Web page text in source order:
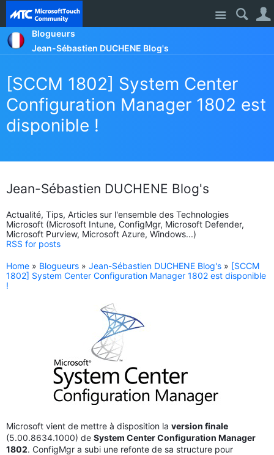
Site
Blogueurs
Jean-Sébastien DUCHENE Blog's
[SCCM 1802] System Center
Configuration Manager 1802 est
disponible !
Jean-Sébastien DUCHENE Blog's
Actualité, Tips, Articles sur l'ensemble des Technologies
Microsoft (Microsoft Intune, ConfigMgr, Microsoft Defender,
Microsoft Purview, Microsoft Azure, Windows...)
RSS for posts
Home » Blogueurs » Jean-Sébastien DUCHENE Blog's » [SCCM
1802] System Center Configuration Manager 1802 est disponible
!
Microsoft vient de mettre à disposition la version finale
(5.00.8634.1000) de System Center Configuration Manager
1802. ConfigMgr a subi une refonte de sa structure pour